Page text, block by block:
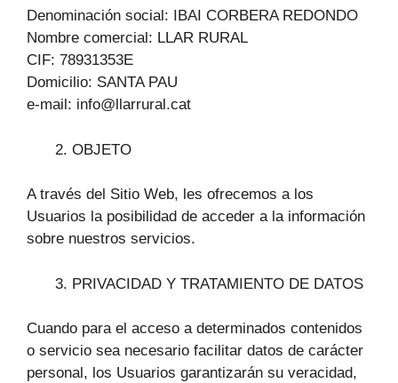
Denominación social: IBAI CORBERA REDONDO
Nombre comercial: LLAR RURAL
CIF: 78931353E
Domicilio: SANTA PAU
e-mail: info@llarrural.cat
OBJETO
A través del Sitio Web, les ofrecemos a los
Usuarios la posibilidad de acceder a la información
sobre nuestros servicios.
PRIVACIDAD Y TRATAMIENTO DE DATOS
Cuando para el acceso a determinados contenidos
o servicio sea necesario facilitar datos de carácter
personal, los Usuarios garantizarán su veracidad,